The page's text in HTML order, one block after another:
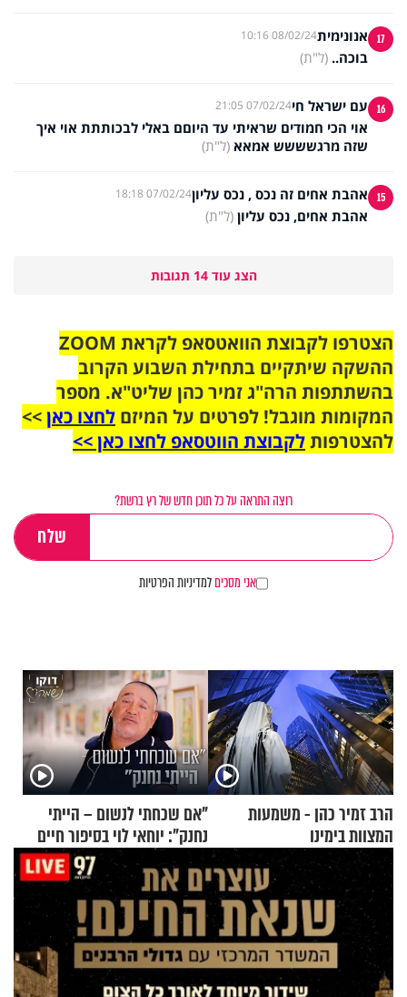
17 אנונימית08/02/24 10:16
בוכה.. (ל"ת)
16 עם ישראל חי07/02/24 21:05
אוי הכי חמודים שראיתי עד היוםם באלי לבכותתת אוי איך
שזה מרגשששש אמאא (ל"ת)
15 אהבת אחים זה נכס , נכס עליון07/02/24 18:18
אהבת אחים, נכס עליון (ל"ת)
הצג עוד 14 תגובות
הצטרפו לקבוצת הוואטסאפ לקראת ZOOM
ההשקה שיתקיים בתחילת השבוע הקרוב
בהשתתפות הרה"ג זמיר כהן שליט"א. מספר
המקומות מוגבל! לפרטים על המיזם לחצו כאן>>
להצטרפותלקבוצת הווטסאפ לחצו כאן >>
רוצה התראה על כל תוכן חדש של רץ ברשת?
אני מסכיםלמדיניות הפרטיות
הרב זמיר כהן - משמעות
המצוות בימינו
"אם שכחתי לנשום – הייתי
נחנק": יוחאי לוי בסיפור חיים
מעורר השראה